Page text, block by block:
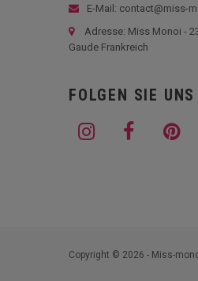
E-Mail: contact@miss-
Adresse: Miss Monoi -
Gaude Frankreich
FOLGEN SIE UNS
Copyright © 2026 - Miss-